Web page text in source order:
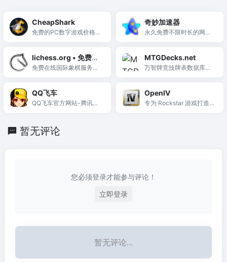
CheapShark
免费的PC数字游戏价格比
提供Deal Rating评分和降
价邮件提醒。
奇妙加速器
永久免费不限时长的网游
款外服与国服游戏，真正
零成本加速体验。
lichess.org • 免费在
线国际象棋
免费在线国际象棋服务
无需插件。可与电脑、朋
友或随机对手对弈。
MTGDecks.net
万智牌竞技牌表数据库，
势。
QQ飞车
QQ飞车官方网站-腾讯游
OpenIV
专为 Rockstar 游戏打造
暂无评论
您必须登录才能参与评论！
立即登录
暂无评论...